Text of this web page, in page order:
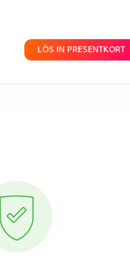
LÖS IN PRESENTKORT